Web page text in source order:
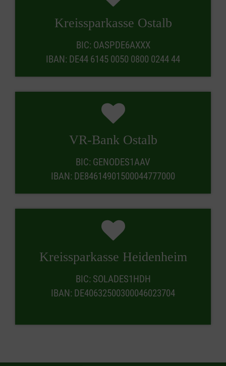
Kreissparkasse Ostalb
BIC: OASPDE6AXXX
IBAN: DE44 6145 0050 0800 0244 44
VR-Bank Ostalb
BIC: GENODES1AAV
IBAN: DE84614901500044777000
Kreissparkasse Heidenheim
BIC: SOLADES1HDH
IBAN: DE40632500300046023704